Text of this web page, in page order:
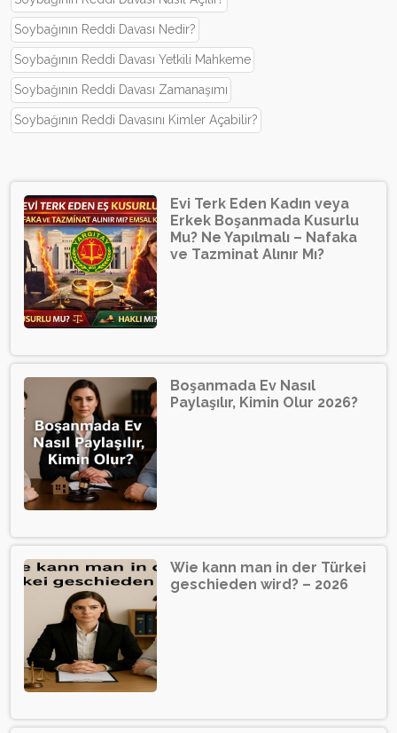
Soybağının Reddi Davası Nedir?
Soybağının Reddi Davası Yetkili Mahkeme
Soybağının Reddi Davası Zamanaşımı
Soybağının Reddi Davasını Kimler Açabilir?
Evi Terk Eden Kadın veya
Erkek Boşanmada Kusurlu
Mu? Ne Yapılmalı – Nafaka
ve Tazminat Alınır Mı?
Boşanmada Ev Nasıl
Paylaşılır, Kimin Olur 2026?
Wie kann man in der Türkei
geschieden wird? – 2026